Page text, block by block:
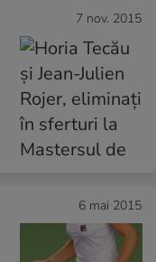
7 nov. 2015
6 mai 2015